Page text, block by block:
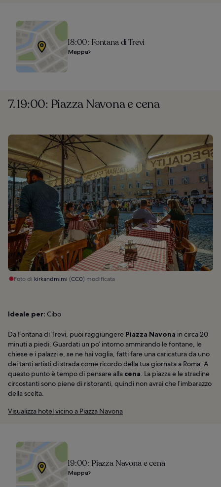
18:00: Fontana di Trevi
Mappa
7. 19:00: Piazza Navona e cena
Foto di kirkandmimi (CC0) modificata
Ideale per: Cibo
Da Fontana di Trevi, puoi raggiungere Piazza Navona in circa 20
minuti a piedi. Guardati un po’ intorno ammirando le fontane, le
chiese e i palazzi e, se ne hai voglia, fatti fare una caricatura da uno
dei tanti artisti di strada come ricordo della tua giornata a Roma. A
questo punto è tempo di pensare alla cena. La piazza e le stradine
circostanti sono piene di ristoranti, quindi non avrai che l’imbarazzo
della scelta.
Visualizza hotel vicino a Piazza Navona
19:00: Piazza Navona e cena
Mappa